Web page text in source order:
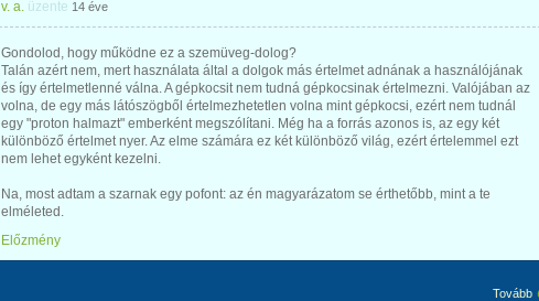
v. a. üzente 14 éve
Gondolod, hogy működne ez a szemüveg-dolog?
Talán azért nem, mert használata által a dolgok más értelmet adnának a használójának
és így értelmetlenné válna. A gépkocsit nem tudná gépkocsinak értelmezni. Valójában az
volna, de egy más látószögből értelmezhetetlen volna mint gépkocsi, ezért nem tudnál
egy "proton halmazt" emberként megszólítani. Még ha a forrás azonos is, az egy két
különböző értelmet nyer. Az elme számára ez két különböző világ, ezért értelemmel ezt
nem lehet egyként kezelni.
Na, most adtam a szarnak egy pofont: az én magyarázatom se érthetőbb, mint a te
elméleted.
Előzmény
Tovább